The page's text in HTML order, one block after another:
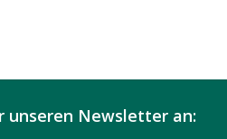
unseren Newsletter an: